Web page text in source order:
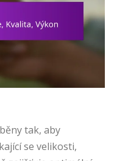
tak, aby
se velikosti,